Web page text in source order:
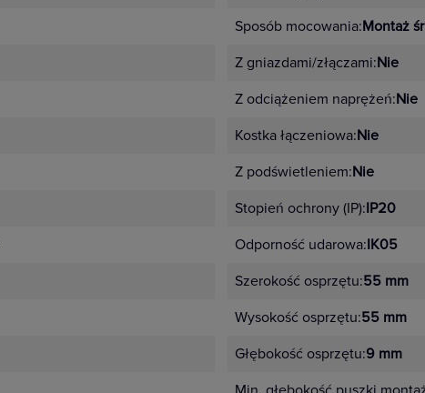
Sposób mocowania:Montaż
Z gniazdami/złączami:Nie
Z odciążeniem naprężeń:Nie
Kostka łączeniowa:Nie
Z podświetleniem:Nie
Stopień ochrony (IP):IP20
Odporność udarowa:IK05
Szerokość osprzętu:55 mm
Wysokość osprzętu:55 mm
Głębokość osprzętu:9 mm